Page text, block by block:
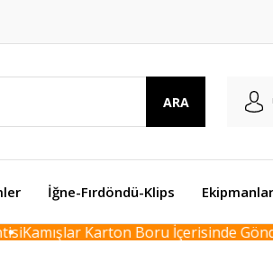
ARA
İğne-Fırdöndü-Klips
Kamışlar Karton Boru İçerisinde